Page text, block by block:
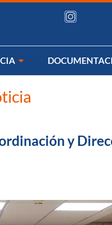
y